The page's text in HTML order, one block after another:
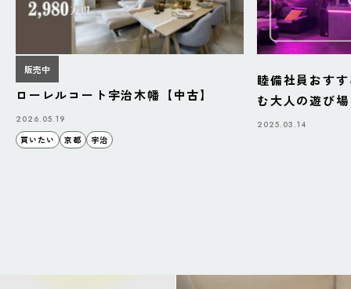
販売中
ローレルコート宇治木幡【中古】
2026.05.19
買いたい
京都 宇治
睦備社員おす
む大人の遊び
BAZAAR」
2025.03.14